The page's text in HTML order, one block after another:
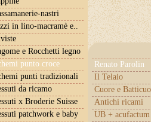
nastri
in lino-macramè e..
e Rocchetti legno
punto croce
Renato Parolin
Il Telaio
Cuore e
Antichi ricami
UB +
punti tradizionali
da ricamo
x Broderie Suisse
patchwork e baby